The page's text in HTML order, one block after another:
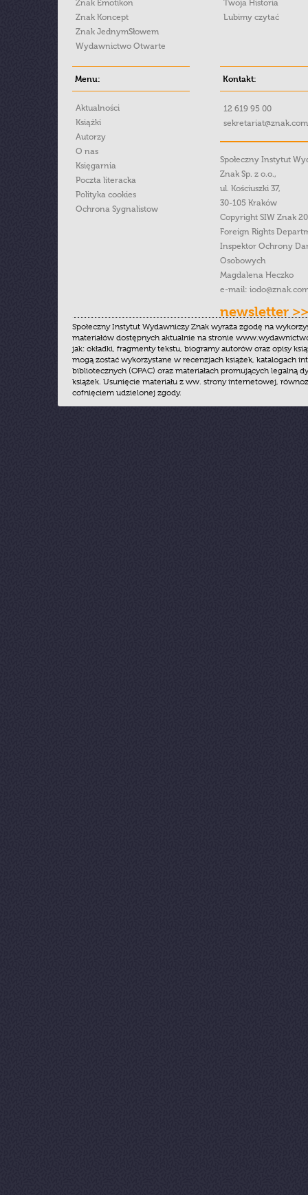
Znak Emotikon
Znak Koncept
Znak JednymSłowem
Wydawnictwo Otwarte
Twoja Historia
Lubimy czytać
Menu:
Aktualności
Książki
Autorzy
O nas
Księgarnia
Poczta literacka
Polityka cookies
Ochrona Sygnalistow
Kontakt:
12 619 95 00
Społeczny Instytut
Znak Sp. z o.o.,
ul. Kościuszki 37,
30-105 Kraków
Copyright SIW Znak
Foreign Rights
Inspektor Ochrony
Osobowych
Magdalena Heczko
e-mail:
newsletter >>
Społeczny Instytut Wydawniczy Znak wyraża zgodę na
materiałów dostępnych aktualnie na stronie
jak: okładki, fragmenty tekstu, biogramy autorów oraz opisy
mogą zostać wykorzystane w recenzjach książek, katalogach
bibliotecznych (OPAC) oraz materiałach promujących legalną
książek. Usunięcie materiału z ww. strony internetowej,
cofnięciem udzielonej zgody.